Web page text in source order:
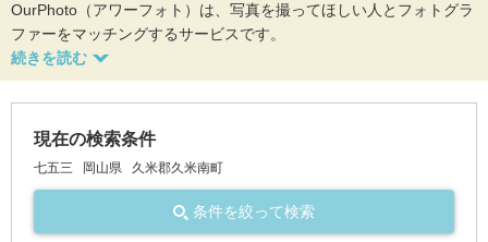
OurPhoto（アワーフォト）は、写真を撮ってほしい人とフォトグラ
ファーをマッチングするサービスです。
現在の検索条件
七五三 岡山県 久米郡久米南町
条件を絞って検索